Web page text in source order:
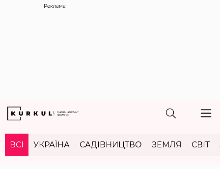
Реклама
ВСІ УКРАЇНА САДІВНИЦТВО ЗЕМЛЯ СВІТ